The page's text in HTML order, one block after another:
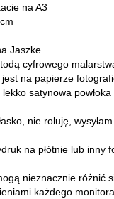
na A3
Jaszke
cyfrowego
na papierze
satynowa powłoka
nie roluję,
na płótnie lub inny
nieznacznie różnić
każdego